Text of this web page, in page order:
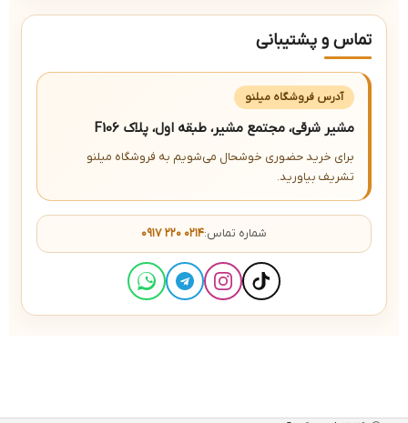
تماس و پشتیبانی
آدرس فروشگاه میلنو
مشیر شرقی، مجتمع مشیر، طبقه اول، پلاک F106
برای خرید حضوری خوشحال می‌شویم به فروشگاه میلنو
تشریف بیاورید.
شماره تماس:۰۹۱۷ ۲۲۰ ۰۲۱۴